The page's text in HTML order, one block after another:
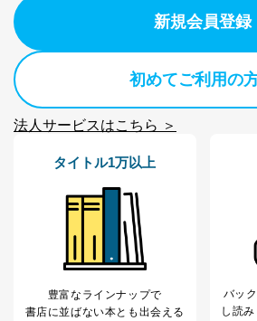
当社カスタマーQ＆
カスタマーQ＆
サイトのサービ
ｅメール等に
ス、キャンペー
4
採用応募者の方の
採用選考、ご
当社の従業者の個
人事、総務な
パートナー（提携
企業）からの委託
により当社の
定期購読サービス
等をご利用の方の
購入商品配送
提携企業及び
た商品の発売
ル等による商品
サービス、キ
新規会員登録
初めてご利用の
法人サービスはこちら ＞
タイトル1万以上
豊富なラインナップで
書店に並ばない本とも出会える
バッ
し読み